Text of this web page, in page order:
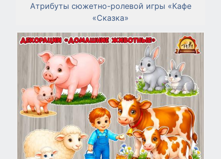
Атрибуты сюжетно-ролевой игры «Кафе
«Сказка»